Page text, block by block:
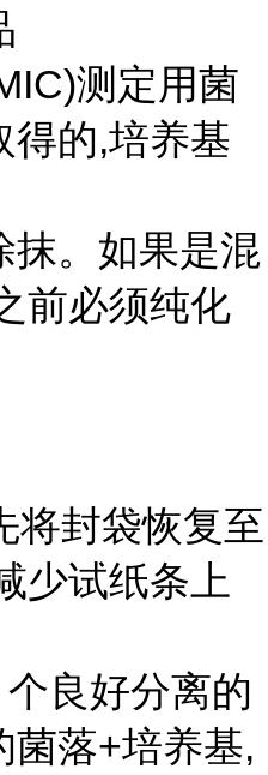
测定用菌
得的,培养基
抹。如果是混
前必须纯化
将封袋恢复至
少试纸条上
良好分离的
菌落+培养基,